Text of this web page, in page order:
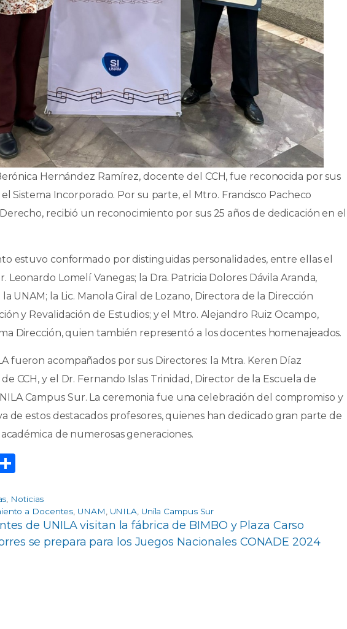
Hernández Ramírez, docente del CCH, fue reconocida por sus
Sistema Incorporado. Por su parte, el Mtro. Francisco Pacheco
recibió un reconocimiento por sus 25 años de dedicación en el
estuvo conformado por distinguidas personalidades, entre ellas el
Leonardo Lomelí Vanegas; la Dra. Patricia Dolores Dávila Aranda,
UNAM; la Lic. Manola Giral de Lozano, Directora de la Dirección
y Revalidación de Estudios; y el Mtro. Alejandro Ruiz Ocampo,
Dirección, quien también representó a los docentes homenajeados.
fueron acompañados por sus Directores: la Mtra. Keren Díaz
CCH, y el Dr. Fernando Islas Trinidad, Director de la Escuela de
Campus Sur. La ceremonia fue una celebración del compromiso y
de estos destacados profesores, quienes han dedicado gran parte de
de numerosas generaciones.
m
p
ar
Noticias
a Docentes UNAM UNILA Unila Campus Sur
de UNILA visitan la fábrica de BIMBO y Plaza Carso
se prepara para los Juegos Nacionales CONADE 2024